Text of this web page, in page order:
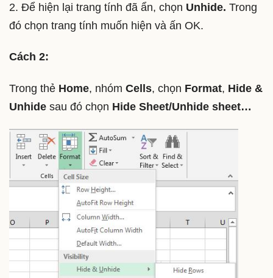
2. Để hiện lại trang tính đã ẩn, chọn Unhide. Trong
đó chọn trang tính muốn hiện và ấn OK.
Cách 2:
Trong thẻ Home, nhóm Cells, chọn Format, Hide &
Unhide sau đó chọn Hide Sheet/Unhide sheet…